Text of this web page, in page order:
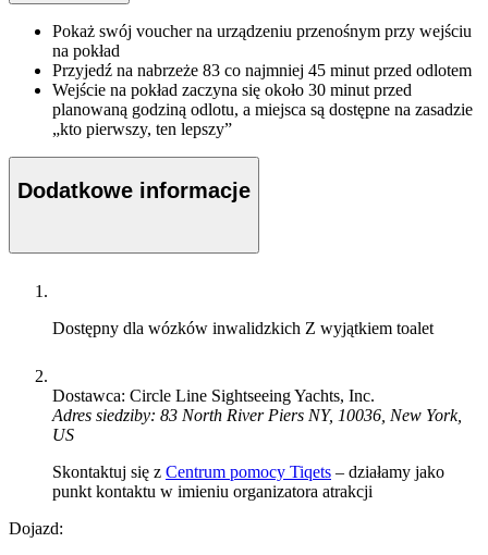
Pokaż swój voucher na urządzeniu przenośnym przy wejściu
na pokład
Przyjedź na nabrzeże 83 co najmniej 45 minut przed odlotem
Wejście na pokład zaczyna się około 30 minut przed
planowaną godziną odlotu, a miejsca są dostępne na zasadzie
„kto pierwszy, ten lepszy”
Dodatkowe informacje
Dostępny dla wózków inwalidzkich Z wyjątkiem toalet
Dostawca: Circle Line Sightseeing Yachts, Inc.
Adres siedziby: 83 North River Piers NY, 10036, New York,
US
Skontaktuj się z Centrum pomocy Tiqets – działamy jako
punkt kontaktu w imieniu organizatora atrakcji
Dojazd: